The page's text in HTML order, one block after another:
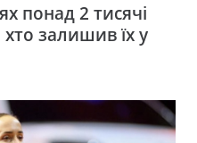
понад 2 тисячі
залишив їх у